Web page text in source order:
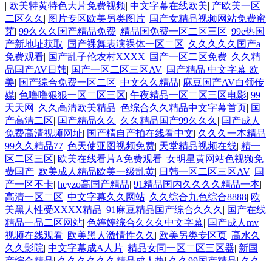
| 欧美特黄特色大片免费视频| 中文字幕在线欧美| 产欧美一区
二区久久 | 图片专区欧美另类图片| 国产女精品视频网站免费蜜
芽| 99久久久国产精品免费| 精品国免费一区二区三区| 99e热国
产新地址获取| 国产裸舞表演裸体一区二区| 久久久久久国产a
免费观看| 国产乱子伦农村XXXX| 国产一区二区免费| 久久精
品国产AV日韩| 国产一区二区三区AV| 国产精品 中文字幕 欧
美| 国产综合免费一区二区| 中文久久精品| 麻豆国产AV白领传
媒| 色噜噜狠狠一区二区三区| 午夜精品一区二区三区电影| 99
天天网 | 久久高清欧美精品| 色综合久久精品中文字幕首页| 国
产高清二区| 国产精品久久 | 久久精品国产99久久久 | 国产成人
免费高清视频网址| 国产棈自产拍在线看中文| 久久久一本精品
99久久精品77| 色天使亚图视频免费| 天堂精品视频在线| 精一
区二区三区| 欧美在线看片A免费观看| 女明星黄网站色视频免
费国产| 欧美成人精品欧美一级乱黄| 日韩一区二区三区AV| 国
产一区不卡| heyzo高国产精品| 91精品国内久久久久精品一本|
高清一区二区| 中文字幕久久网站| 久久综合九色综合8888| 欧
美黑人性受XXXX精品| 91麻豆精品国产综合久久久 | 国产在线
精品一品二区网站| 色婷婷综合久久久中文字幕| 国产成人mv
视频在线观看| 欧美黑人激情性久久 | 欧美另类专区页| 高水久
久久影院| 中文字幕成A人片| 精品女同一区二区三区器| 新国